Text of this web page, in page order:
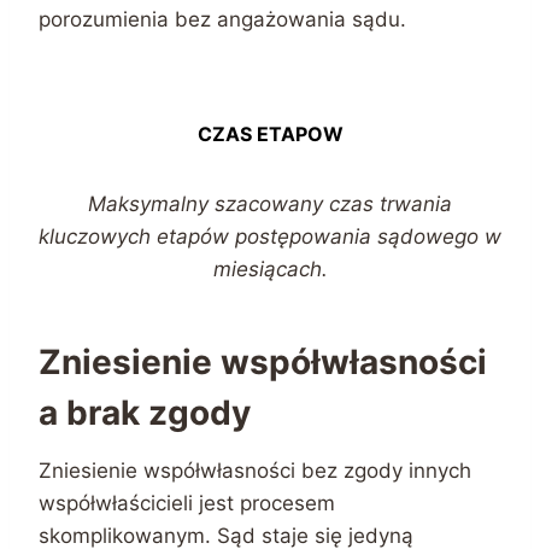
porozumienia bez angażowania sądu.
CZAS ETAPOW
Maksymalny szacowany czas trwania
kluczowych etapów postępowania sądowego w
miesiącach.
Zniesienie współwłasności
a brak zgody
Zniesienie współwłasności bez zgody innych
współwłaścicieli jest procesem
skomplikowanym. Sąd staje się jedyną